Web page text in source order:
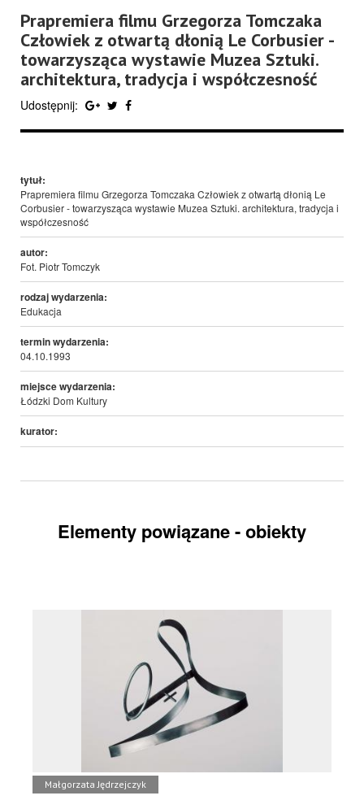
Prapremiera filmu Grzegorza Tomczaka
Człowiek z otwartą dłonią Le Corbusier -
towarzysząca wystawie Muzea Sztuki.
architektura, tradycja i współczesność
Udostępnij:
tytuł:
Prapremiera filmu Grzegorza Tomczaka Człowiek z otwartą dłonią Le
Corbusier - towarzysząca wystawie Muzea Sztuki. architektura, tradycja i
współczesność
autor:
Fot. Piotr Tomczyk
rodzaj wydarzenia:
Edukacja
termin wydarzenia:
04.10.1993
miejsce wydarzenia:
Łódzki Dom Kultury
kurator:
Elementy powiązane - obiekty
Małgorzata Jędrzejczyk